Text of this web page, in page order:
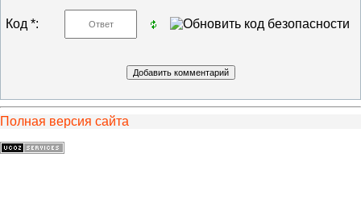
Код *:
Полная версия сайта